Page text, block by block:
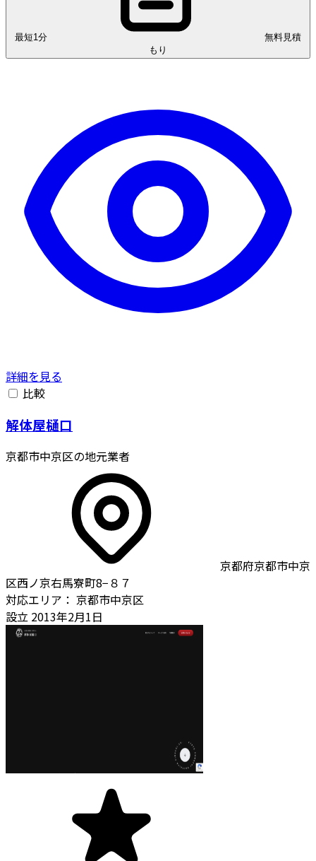
最短1分
もり
詳細を見る
比較
解体屋樋口
京都市中京区の地元業者
京都府京都市中京
区西ノ京右馬寮町8−８７
対応エリア： 京都市中京区
設立 2013年2月1日